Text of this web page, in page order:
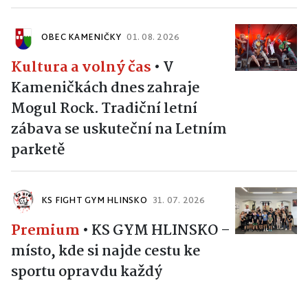
OBEC KAMENIČKY 01. 08. 2026
Kultura a volný čas • V
Kameničkách dnes zahraje
Mogul Rock. Tradiční letní
zábava se uskuteční na Letním
parketě
KS FIGHT GYM HLINSKO 31. 07. 2026
Premium • KS GYM HLINSKO –
místo, kde si najde cestu ke
sportu opravdu každý